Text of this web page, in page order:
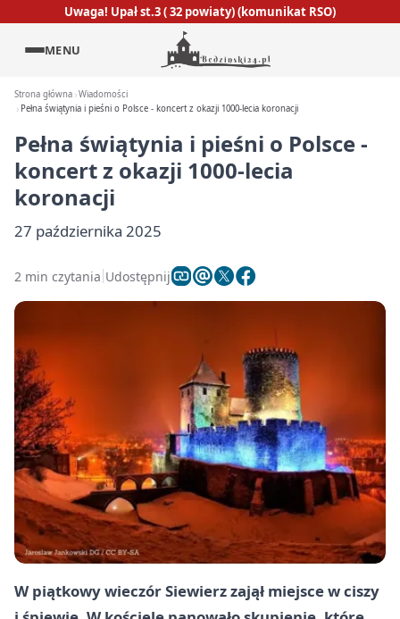
Uwaga! Upał st.3 ( 32 powiaty) (komunikat RSO)
MENU
Strona główna Wiadomości
Pełna świątynia i pieśni o Polsce - koncert z okazji 1000-lecia koronacji
Pełna świątynia i pieśni o Polsce -
koncert z okazji 1000-lecia
koronacji
27 października 2025
2 min czytania Udostępnij
W piątkowy wieczórSiewierzzajął miejsce w ciszy